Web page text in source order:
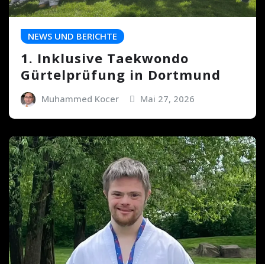
NEWS UND BERICHTE
1. Inklusive Taekwondo
Gürtelprüfung in Dortmund
Muhammed Kocer Mai 27, 2026